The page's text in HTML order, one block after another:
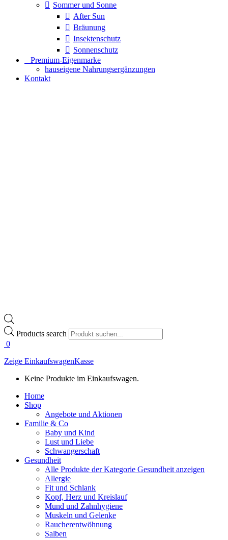
Sommer und Sonne
After Sun
Bräunung
Insektenschutz
Sonnenschutz
⠀​Premium-Eigenmarke
hauseigene Nahrungsergänzungen
Kontakt
Products search
0
Zeige EinkaufswagenKasse
Keine Produkte im Einkaufswagen.
Home
Shop
Angebote und Aktionen
Familie & Co
Baby und Kind
Lust und Liebe
Schwangerschaft
Gesundheit
Alle Produkte der Kategorie Gesundheit anzeigen
Allergie
Fit und Schlank
Kopf, Herz und Kreislauf
Mund und Zahnhygiene
Muskeln und Gelenke
Raucherentwöhnung
Salben